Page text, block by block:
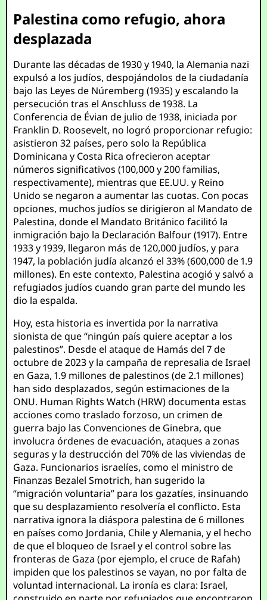
Palestina como refugio, ahora
desplazada
Durante las décadas de 1930 y 1940, la Alemania nazi
expulsó a los judíos, despojándolos de la ciudadanía
bajo las Leyes de Núremberg (1935) y escalando la
persecución tras el Anschluss de 1938. La
Conferencia de Évian de julio de 1938, iniciada por
Franklin D. Roosevelt, no logró proporcionar refugio:
asistieron 32 países, pero solo la República
Dominicana y Costa Rica ofrecieron aceptar
números significativos (100,000 y 200 familias,
respectivamente), mientras que EE.UU. y Reino
Unido se negaron a aumentar las cuotas. Con pocas
opciones, muchos judíos se dirigieron al Mandato de
Palestina, donde el Mandato Británico facilitó la
inmigración bajo la Declaración Balfour (1917). Entre
1933 y 1939, llegaron más de 120,000 judíos, y para
1947, la población judía alcanzó el 33% (600,000 de 1.9
millones). En este contexto, Palestina acogió y salvó a
refugiados judíos cuando gran parte del mundo les
dio la espalda.
Hoy, esta historia es invertida por la narrativa
sionista de que “ningún país quiere aceptar a los
palestinos”. Desde el ataque de Hamás del 7 de
octubre de 2023 y la campaña de represalia de Israel
en Gaza, 1.9 millones de palestinos (de 2.1 millones)
han sido desplazados, según estimaciones de la
ONU. Human Rights Watch (HRW) documenta estas
acciones como traslado forzoso, un crimen de
guerra bajo las Convenciones de Ginebra, que
involucra órdenes de evacuación, ataques a zonas
seguras y la destrucción del 70% de las viviendas de
Gaza. Funcionarios israelíes, como el ministro de
Finanzas Bezalel Smotrich, han sugerido la
“migración voluntaria” para los gazatíes, insinuando
que su desplazamiento resolvería el conflicto. Esta
narrativa ignora la diáspora palestina de 6 millones
en países como Jordania, Chile y Alemania, y el hecho
de que el bloqueo de Israel y el control sobre las
fronteras de Gaza (por ejemplo, el cruce de Rafah)
impiden que los palestinos se vayan, no por falta de
voluntad internacional. La ironía es clara: Israel,